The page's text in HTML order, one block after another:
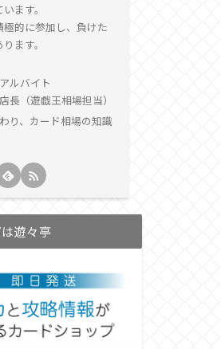
ます。
的に参加し、負けた
ます。
ルバイト
長（遊戯王相場担当）
り、カード相場の知識
遊々亭